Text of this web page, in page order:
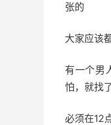
张的
大家应该
有一个男
怕，就找
必须在12